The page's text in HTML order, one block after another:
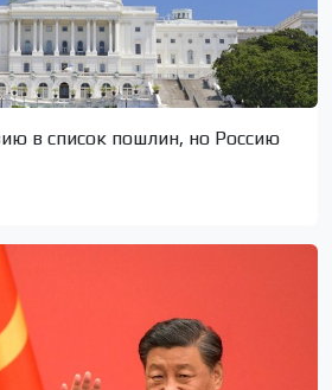
в список пошлин, но Россию